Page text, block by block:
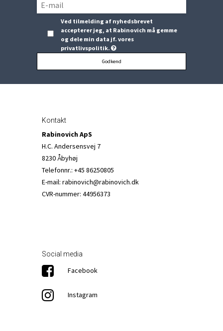
Ved tilmelding af nyhedsbrevet
accepterer jeg, at Rabinovich må gemme
og dele min data jf. vores
privatlivspolitik.
Godkend
Kontakt
Rabinovich ApS
H.C. Andersensvej 7
8230 Åbyhøj
Telefonnr.: +45 86250805
E-mail: rabinovich@rabinovich.dk
CVR-nummer: 44956373
Social media
Facebook
Instagram